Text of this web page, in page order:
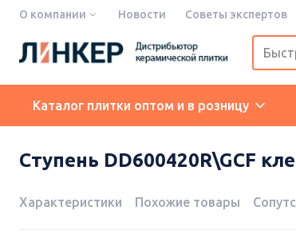
О компании Новости Советы экспертов
Каталог плитки оптом и в розницу
Ступень DD600420R\GCF
Характеристики Похожие товары